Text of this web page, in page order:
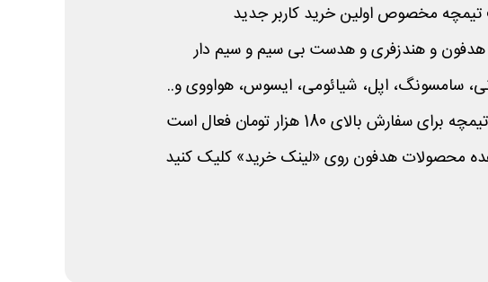
مخصوص اولین خرید کاربر جدید
هدفون و هندزفری و هدست بی سیم و سیم دار
سامسونگ، اپل، شیائومی، ایسوس، هواووی و..
سفارش بالای 180 هزار تومان فعال است
محصولات هدفون روی «لینک خرید» کلیک کنید